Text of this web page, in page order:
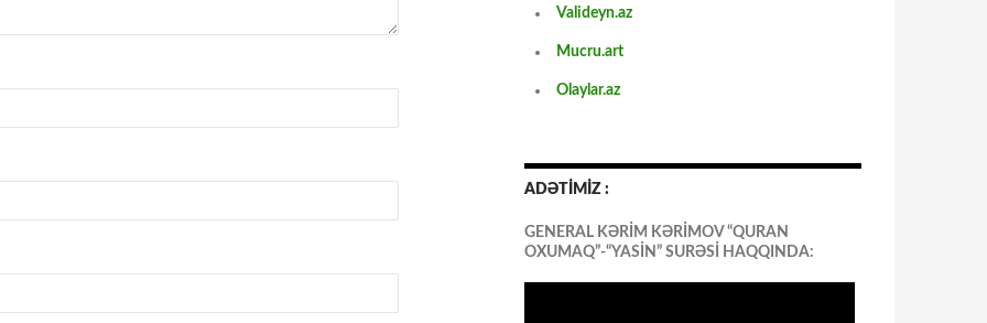
Valideyn.az
Mucru.art
Olaylar.az
ADƏTİMİZ :
GENERAL KƏRİM KƏRİMOV “QURAN
OXUMAQ”-“YASİN” SURƏSİ HAQQINDA: